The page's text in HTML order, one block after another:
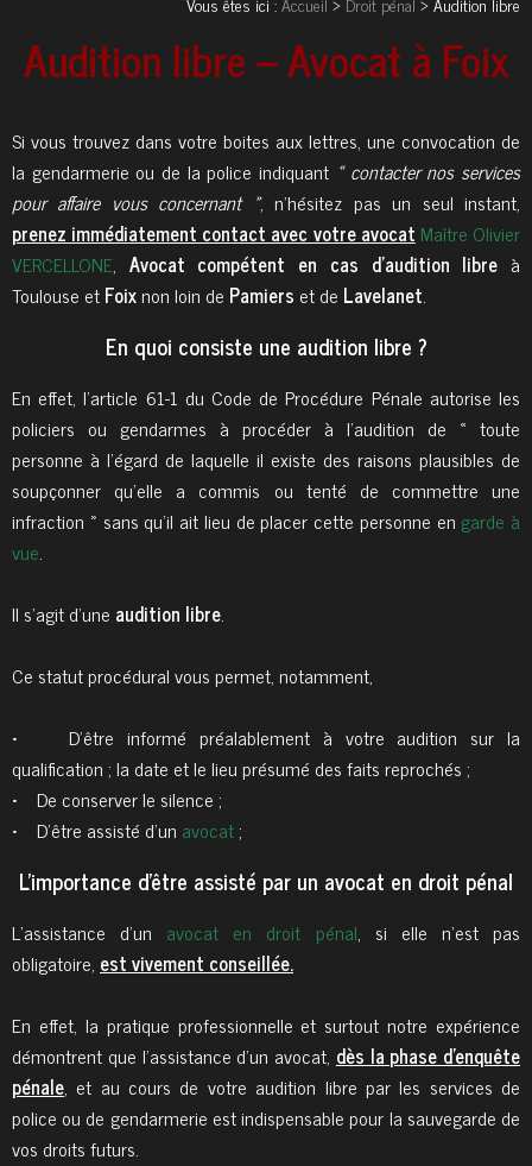
Audition libre – Avocat à Foix
Si vous trouvez dans votre boites aux lettres, une convocation de
la gendarmerie ou de la police indiquant « contacter nos services
pour affaire vous concernant », n’hésitez pas un seul instant,
prenez immédiatement contact avec votre avocat Maître Olivier
VERCELLONE, Avocat compétent en cas d'audition libre à
Toulouse etFoixnon loin de Pamiers et de Lavelanet.
En quoi consiste une audition libre ?
En effet, l’article 61-1 du Code de Procédure Pénale autorise les
policiers ou gendarmes à procéder à l’audition de « toute
personne à l’égard de laquelle il existe des raisons plausibles de
soupçonner qu’elle a commis ou tenté de commettre une
infraction » sans qu’il ait lieu de placer cette personne en garde à
vue.
Il s’agit d’une audition libre.
Ce statut procédural vous permet, notamment,
• D’être informé préalablement à votre audition sur la
qualification ; la date et le lieu présumé des faits reprochés ;
• De conserver le silence ;
• D’être assisté d’un avocat;
L'importance d'être assisté par un avocat en droit pénal
L’assistance d’un avocat en droit pénal, si elle n’est pas
obligatoire, est vivement conseillée.
En effet, la pratique professionnelle et surtout notre expérience
démontrent que l’assistance d’un avocat, dès la phase d’enquête
pénale, et au cours de votre audition libre par les services de
police ou de gendarmerie est indispensable pour la sauvegarde de
vos droits futurs.